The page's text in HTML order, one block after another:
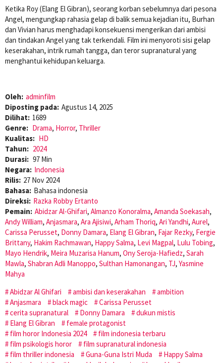
Ketika Roy (Elang El Gibran), seorang korban sebelumnya dari pesona
Angel, mengungkap rahasia gelap di balik semua kejadian itu, Burhan
dan Vivian harus menghadapi konsekuensi mengerikan dari ambisi
dan tindakan Angel yang tak terkendali. Film ini menyoroti sisi gelap
keserakahan, intrik rumah tangga, dan teror supranatural yang
menghantui kehidupan keluarga.
Oleh: adminfilm
Diposting pada: Agustus 14, 2025
Dilihat: 1689
Genre: Drama, Horror, Thriller
Kualitas: HD
Tahun: 2024
Durasi: 97 Min
Negara: Indonesia
Rilis: 27 Nov 2024
Bahasa: Bahasa indonesia
Direksi: Razka Robby Ertanto
Pemain: Abidzar Al-Ghifari, Almanzo Konoralma, Amanda Soekasah,
Andy William, Anjasmara, Ara Ajisiwi, Arham Thoriq, Ari Yandhi, Aurel,
Carissa Perusset, Donny Damara, Elang El Gibran, Fajar Rezky, Fergie
Brittany, Hakim Rachmawan, Happy Salma, Levi Magpal, Lulu Tobing,
Mayo Hendrik, Meira Muzarisa Hanum, Ony Seroja-Hafiedz, Sarah
Mawla, Shabran Adli Manoppo, Sulthan Hamonangan, TJ, Yasmine
Mahya
Abidzar Al Ghifari
ambisi dan keserakahan
ambition
Anjasmara
black magic
Carissa Perusset
cerita supranatural
Donny Damara
dukun mistis
Elang El Gibran
female protagonist
film horor Indonesia 2024
film indonesia terbaru
film psikologis horor
film supranatural indonesia
film thriller indonesia
Guna-Guna Istri Muda
Happy Salma